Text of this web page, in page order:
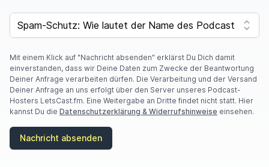
F
O
A
R
E
A
H
U
SPAM CAPTCHA
Mit einem Klick auf "Nachricht absenden" erklärst Du Dich damit
einverstanden, dass wir Deine Daten zum Zwecke der Beantwortung
Deiner Anfrage verarbeiten dürfen. Die Verarbeitung und der Versand
Deiner Anfrage an uns erfolgt über den Server unseres Podcast-
Hosters LetsCast.fm. Eine Weitergabe an Dritte findet nicht statt. Hier
kannst Du die Datenschutzerklärung & Widerrufshinweise einsehen.
Nachricht absenden